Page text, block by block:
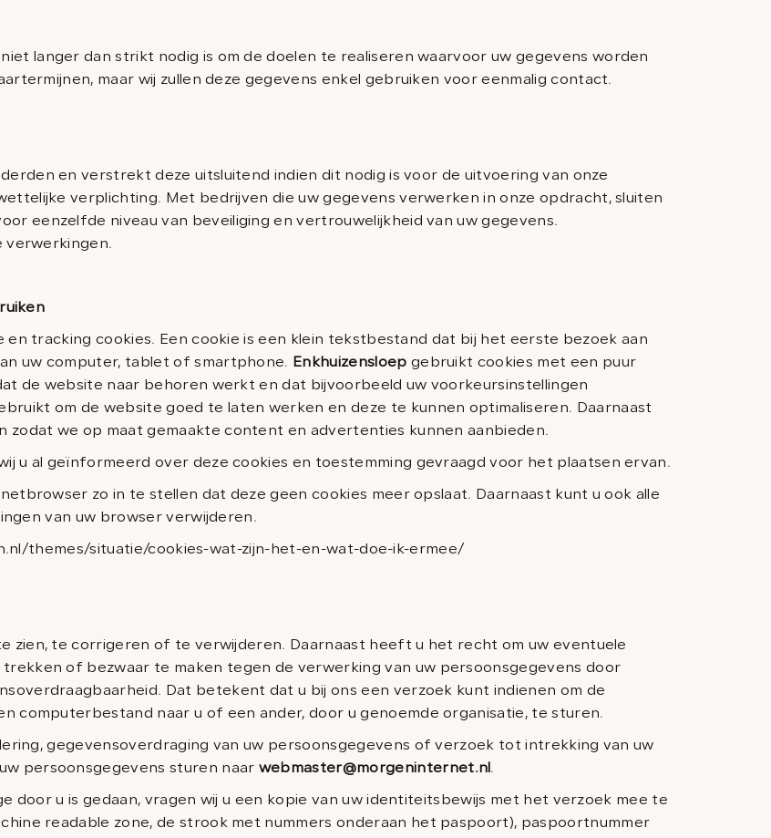
langer dan strikt nodig is om de doelen te realiseren waarvoor uw gegevens worden
maar wij zullen deze gegevens enkel gebruiken voor eenmalig contact.
en verstrekt deze uitsluitend indien dit nodig is voor de uitvoering van onze
verplichting. Met bedrijven die uw gegevens verwerken in onze opdracht, sluiten
eenzelfde niveau van beveiliging en vertrouwelijkheid van uw gegevens.
tracking cookies. Een cookie is een klein tekstbestand dat bij het eerste bezoek aan
uw computer, tablet of smartphone. Enkhuizensloep gebruikt cookies met een puur
de website naar behoren werkt en dat bijvoorbeeld uw voorkeursinstellingen
om de website goed te laten werken en deze te kunnen optimaliseren. Daarnaast
zodat we op maat gemaakte content en advertenties kunnen aanbieden.
u al geïnformeerd over deze cookies en toestemming gevraagd voor het plaatsen ervan.
zo in te stellen dat deze geen cookies meer opslaat. Daarnaast kunt u ook alle
van uw browser verwijderen.
themes/situatie/cookies-wat-zijn-het-en-wat-doe-ik-ermee/
zien, te corrigeren of te verwijderen. Daarnaast heeft u het recht om uw eventuele
of bezwaar te maken tegen de verwerking van uw persoonsgegevens door
Dat betekent dat u bij ons een verzoek kunt indienen om de
computerbestand naar u of een ander, door u genoemde organisatie, te sturen.
gegevensoverdraging van uw persoonsgegevens of verzoek tot intrekking van uw
persoonsgegevens sturen naar webmaster@morgeninternet.nl .
door u is gedaan, vragen wij u een kopie van uw identiteitsbewijs met het verzoek mee te
readable zone, de strook met nummers onderaan het paspoort), paspoortnummer